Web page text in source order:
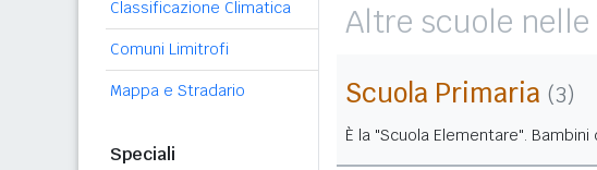
Classificazione Climatica
Comuni Limitrofi
Mappa e Stradario
Speciali
Altre scuole
Scuola Primaria (3)
È la "Scuola Elementare".